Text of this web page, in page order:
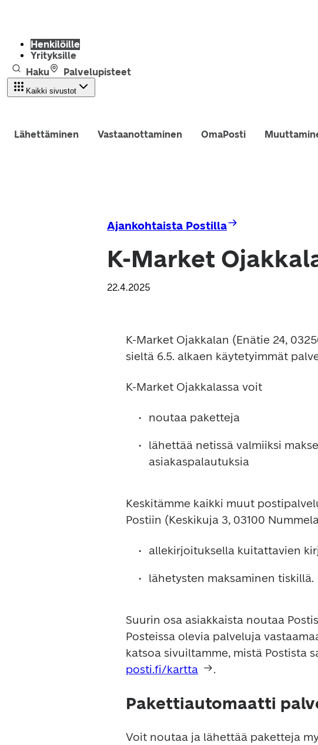
Henkilöille
Yrityksille
Haku
Palvelupisteet
Kaikki sivustot
Lähettäminen Vastaanottaminen OmaPosti
Ajankohtaista Postilla
K-Market
22.4.2025
K-Market Ojakkalan (Enätie 24,
sieltä 6.5. alkaen käytetyimmät
K-Market Ojakkalassa voit
noutaa paketteja
lähettää netissä valmiiksi
asiakaspalautuksia
Keskitämme kaikki muut
Postiin (Keskikuja 3, 03100
allekirjoituksella kuitattavien
lähetysten maksaminen tiskillä.
Suurin osa asiakkaista noutaa
Posteissa olevia palveluja
posti.fi/kartta
.
Pakettiautomaatti
Voit noutaa ja lähettää paketteja